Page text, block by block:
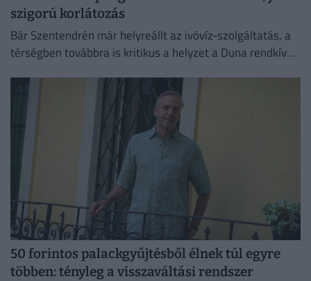
szigorú korlátozás
Bár Szentendrén már helyreállt az ivóvíz-szolgáltatás, a
térségben továbbra is kritikus a helyzet a Duna rendkívül
50 forintos palackgyűjtésből élnek túl egyre
többen: tényleg a visszaváltási rendszer